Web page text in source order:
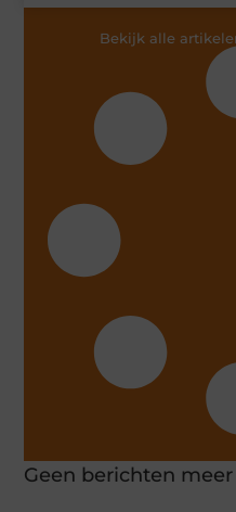
Bekijk alle
Geen berichten